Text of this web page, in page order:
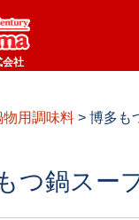
会社
物用調味料 > 博多も
つ鍋スー